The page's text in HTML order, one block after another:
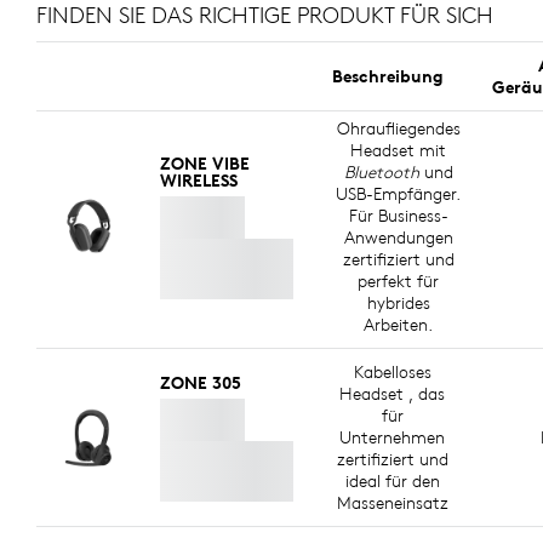
FINDEN SIE DAS RICHTIGE PRODUKT FÜR SICH
Beschreibung
ZONE VIBE
WIRELESS
Ohraufliegendes
Headset mit
Bluetoothund
USB-Empfänger.
Für Business-
Anwendungen
zertifiziert und
perfekt für
hybrides
Arbeiten.
ZONE 305
Kabelloses
Headset , das
für
Unternehmen
zertifiziert und
ideal für den
Masseneinsatz